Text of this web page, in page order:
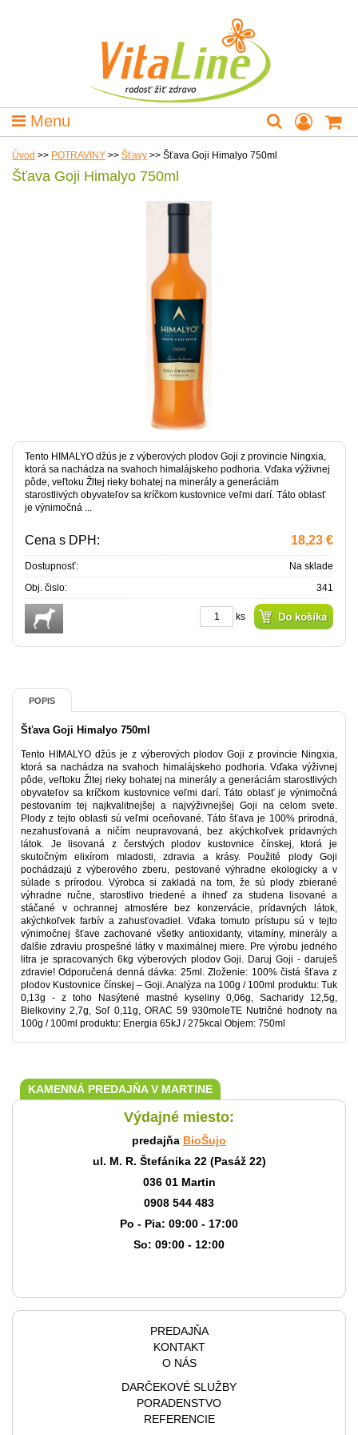
Menu
Úvod >> POTRAVINY >> Šťavy >> Šťava Goji Himalyo 750ml
Šťava Goji Himalyo 750ml
Tento HIMALYO džús je z výberových plodov Goji z provincie Ningxia,
ktorá sa nachádza na svahoch himalájskeho podhoria. Vďaka výživnej
pôde, veľtoku Žltej rieky bohatej na minerály a generáciám
starostlivých obyvateľov sa kríčkom kustovnice veľmi darí. Táto oblasť
je výnimočná ...
Cena s DPH: 18,23 €
Dostupnosť:
Na sklade
Obj. čislo:
341
ks
POPIS
Šťava Goji Himalyo 750ml
Tento HIMALYO džús je z výberových plodov Goji z provincie Ningxia,
ktorá sa nachádza na svahoch himalájskeho podhoria. Vďaka výživnej
pôde, veľtoku Žltej rieky bohatej na minerály a generáciám starostlivých
obyvateľov sa kríčkom kustovnice veľmi darí. Táto oblasť je výnimočná
pestovaním tej najkvalitnejšej a najvýživnejšej Goji na celom svete.
Plody z tejto oblasti sú veľmi oceňované. Táto šťava je 100% prírodná,
nezahusťovaná a ničím neupravovaná, bez akýchkoľvek prídavných
látok. Je lisovaná z čerstvých plodov kustovnice čínskej, ktorá je
skutočným elixírom mladosti, zdravia a krásy. Použité plody Goji
pochádzajú z výberového zberu, pestované výhradne ekologicky a v
súlade s prírodou. Výrobca si zakladá na tom, že sú plody zbierané
výhradne ručne, starostlivo triedené a ihneď za studena lisované a
stáčané v ochrannej atmosfére bez konzervácie, prídavných látok,
akýchkoľvek farbív a zahusťovadiel. Vďaka tomuto prístupu sú v tejto
výnimočnej šťave zachované všetky antioxidanty, vitamíny, minerály a
ďalšie zdraviu prospešné látky v maximálnej miere. Pre výrobu jedného
litra je spracovaných 6kg výberových plodov Goji. Daruj Goji - daruješ
zdravie! Odporučená denná dávka: 25ml. Zloženie: 100% čistá šťava z
plodov Kustovnice čínskej – Goji. Analýza na 100g / 100ml produktu: Tuk
0,13g - z toho Nasýtené mastné kyseliny 0,06g, Sacharidy 12,5g,
Bielkoviny 2,7g, Soľ 0,11g, ORAC 59 930moleTE Nutričné hodnoty na
100g / 100ml produktu: Energia 65kJ / 275kcal Objem: 750ml
KAMENNÁ PREDAJŇA V MARTINE
Výdajné miesto:
predajňa BioŠujo
ul. M. R. Štefánika 22 (Pasáž 22)
036 01 Martin
0908 544 483
Po - Pia: 09:00 - 17:00
So: 09:00 - 12:00
PREDAJŇA
KONTAKT
O NÁS
DARČEKOVÉ SLUŽBY
PORADENSTVO
REFERENCIE